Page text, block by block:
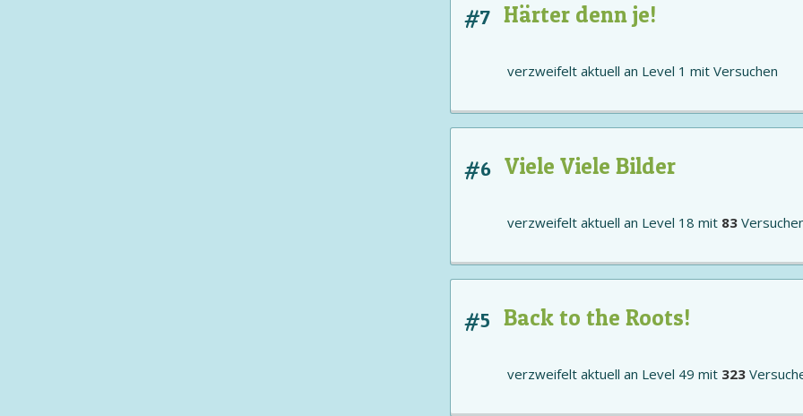
#7 Härter denn je!
verzweifelt aktuell an Level 1 mit Versuchen
#6 Viele Viele Bilder
verzweifelt aktuell an Level 18 mit 83
#5 Back to the Roots!
verzweifelt aktuell an Level 49 mit 323